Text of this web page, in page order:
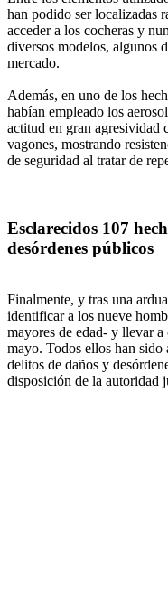
han podido ser localizadas
acceder a los cocheras y
diversos modelos, algunos
mercado.
Además, en uno de los
habían empleado los
actitud en gran agresividad
vagones, mostrando
de seguridad al tratar de
Esclarecidos 107
desórdenes públicos
Finalmente, y tras una
identificar a los nueve
mayores de edad- y llevar
mayo. Todos ellos han sido
delitos de daños y
disposición de la autoridad